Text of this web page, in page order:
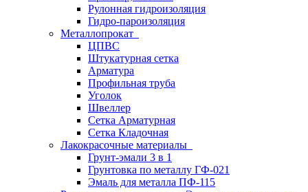
Рулонная гидроизоляция
Гидро-пароизоляция
Металлопрокат
ЦПВС
Штукатурная сетка
Арматура
Профильная труба
Уголок
Швеллер
Сетка Арматурная
Сетка Кладочная
Лакокрасочные материалы
Грунт-эмали 3 в 1
Грунтовка по металлу ГФ-021
Эмаль для металла ПФ-115